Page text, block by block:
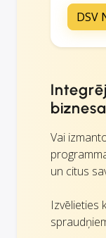
DSV
Vai
un citus
Izvēlieties